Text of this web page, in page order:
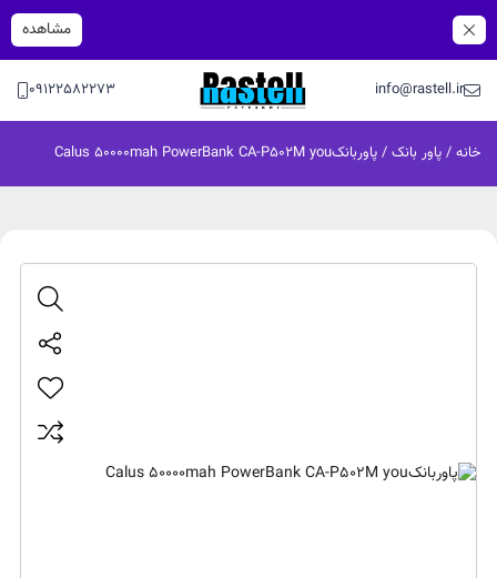
مشاهده
info@rastell.ir
09122582273
خانه / پاور بانک / پاوربانکCalus 50000mah PowerBank CA-P502M you